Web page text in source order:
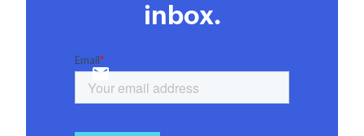
inbox.